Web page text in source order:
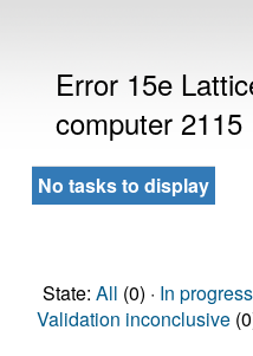
Error 15e
computer 2115
No tasks to display
State: All (0) · In progress
Validation inconclusive